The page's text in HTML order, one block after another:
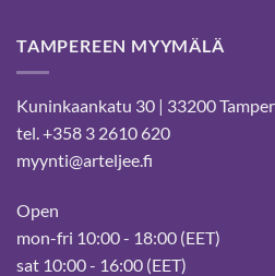
TAMPEREEN MYYMÄLÄ
Kuninkaankatu 30 | 33200
tel. +358 3 2610 620
myynti@arteljee.fi
Open
mon-fri 10:00 - 18:00 (EET)
sat 10:00 - 16:00 (EET)